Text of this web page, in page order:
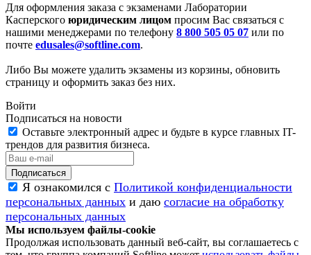
Для оформления заказа с экзаменами Лаборатории
Касперского юридическим лицом просим Вас связаться с
нашими менеджерами по телефону 8 800 505 05 07 или по
почте edusales@softline.com.
Либо Вы можете удалить экзамены из корзины, обновить
страницу и оформить заказ без них.
Войти
Подписаться на новости
Оставьте электронный адрес и будьте в курсе главных IT-
трендов для развития бизнеса.
Я ознакомился с Политикой конфиденциальности
персональных данных и даю согласие на обработку
персональных данных
Мы используем файлы-cookie
Продолжая использовать данный веб-сайт, вы соглашаетесь с